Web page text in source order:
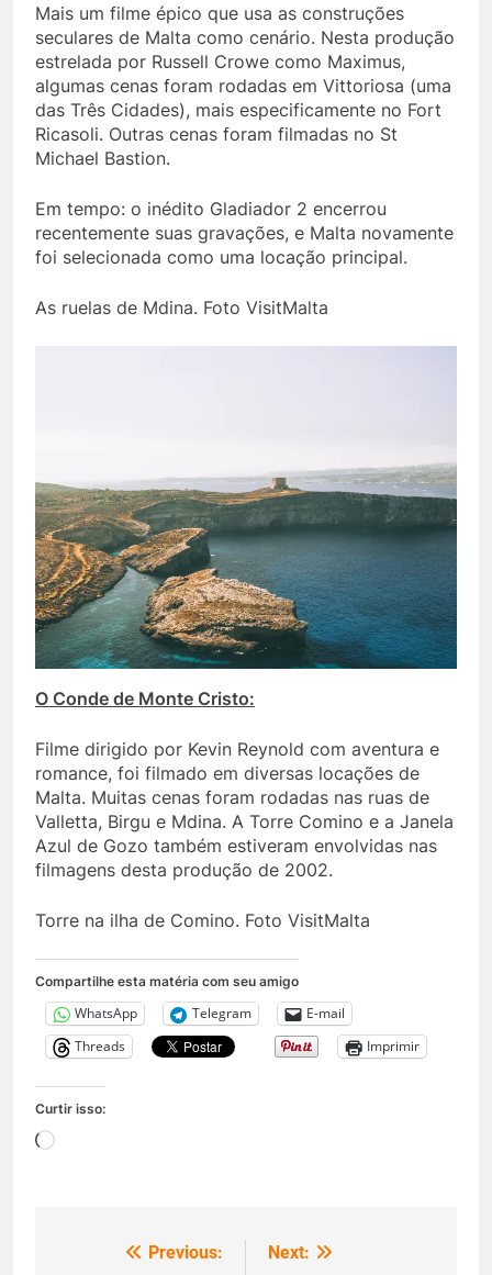
Mais um filme épico que usa as construções
seculares de Malta como cenário. Nesta produção
estrelada por Russell Crowe como Maximus,
algumas cenas foram rodadas em Vittoriosa (uma
das Três Cidades), mais especificamente no Fort
Ricasoli. Outras cenas foram filmadas no St
Michael Bastion.
Em tempo: o inédito Gladiador 2 encerrou
recentemente suas gravações, e Malta novamente
foi selecionada como uma locação principal.
As ruelas de Mdina. Foto VisitMalta
O Conde de Monte Cristo:
Filme dirigido por Kevin Reynold com aventura e
romance, foi filmado em diversas locações de
Malta. Muitas cenas foram rodadas nas ruas de
Valletta, Birgu e Mdina. A Torre Comino e a Janela
Azul de Gozo também estiveram envolvidas nas
filmagens desta produção de 2002.
Torre na ilha de Comino. Foto VisitMalta
Compartilhe esta matéria com seu amigo
WhatsApp Telegram
E-mail
Threads
Imprimir
Curtir isso:
Carregando...
Navegação
Previous:
Next: